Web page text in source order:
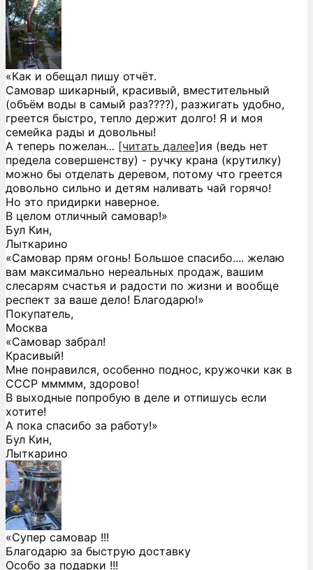
«Как и обещал пишу отчёт.
Самовар шикарный, красивый, вместительный
(объём воды в самый раз????), разжигать удобно,
греется быстро, тепло держит долго! Я и моя
семейка рады и довольны!
А теперь пожелан... [читать далее]ия (ведь нет
предела совершенству) - ручку крана (крутилку)
можно бы отделать деревом, потому что греется
довольно сильно и детям наливать чай горячо!
Но это придирки наверное.
В целом отличный самовар!»
Бул Кин,
Лыткарино
«Самовар прям огонь! Большое спасибо.... желаю
вам максимально нереальных продаж, вашим
слесарям счастья и радости по жизни и вообще
респект за ваше дело! Благодарю!»
Покупатель,
Москва
«Самовар забрал!
Красивый!
Мне понравился, особенно поднос, кружочки как в
СССР ммммм, здорово!
В выходные попробую в деле и отпишусь если
хотите!
А пока спасибо за работу!»
Бул Кин,
Лыткарино
«Супер самовар !!!
Благодарю за быструю доставку
Особо за подарки !!!